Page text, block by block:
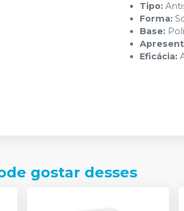
Tipo:
Forma:
Base:
Eficácia:
gostar desses